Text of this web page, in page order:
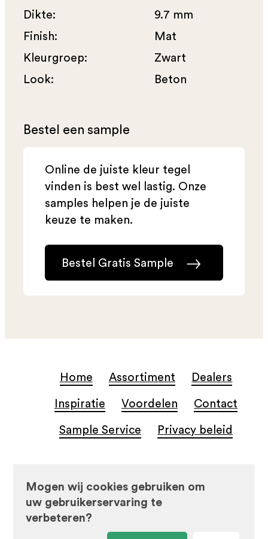
Dikte:
9.7 mm
Finish:
Mat
Kleurgroep:
Zwart
Look:
Beton
Bestel een sample
Online de juiste kleur tegel
vinden is best wel lastig. Onze
samples helpen je de juiste
keuze te maken.
Bestel Gratis Sample
Home Assortiment Dealers
Inspiratie Voordelen Contact
Sample Service Privacy beleid
Mogen wij cookies gebruiken om
uw gebruikerservaring te
verbeteren?